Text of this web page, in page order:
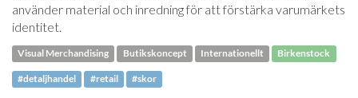
använder material och inredning för att förstärka varumärkets
identitet.
Visual Merchandising Butikskoncept Internationellt Birkenstock
#detaljhandel #retail #skor